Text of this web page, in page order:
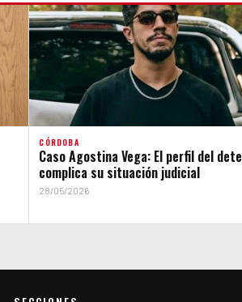
CÓRDOBA
Caso Agostina Vega: El perfil del
complica su situación judicial
28/05/2026